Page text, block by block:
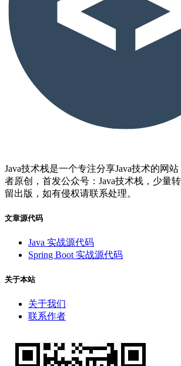
Java技术栈是一个专注分享Java技术的网
者原创，首发公众号：Java技术栈，少量
留出版，如有侵权请联系处理。
文章源代码
Java 实战源代码
Spring Boot 实战源代码
关于本站
关于我们
联系作者